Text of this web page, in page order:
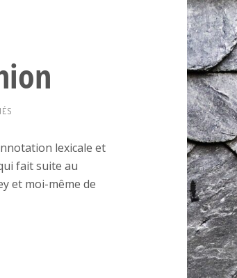
RÉUNION
lexicale et
fait suite au
et moi-même de